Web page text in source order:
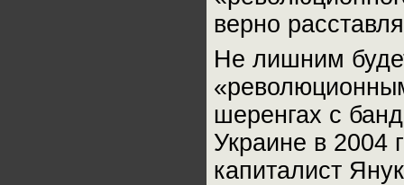
верно
Не лишним
шеренгах с
Украине в 2004
капиталист